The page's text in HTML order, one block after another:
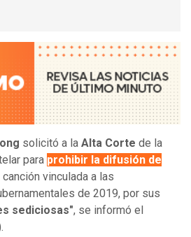
solicitó a la Alta Corte de la
para prohibir la difusión de
canción vinculada a las
de 2019, por sus
sediciosas", se informó el